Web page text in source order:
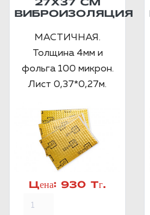
27Х37 СМ
ВИБРОИЗОЛЯЦИЯ
МАСТИЧНАЯ.
Толщина 4мм и
фольга 100 микрон.
Лист 0,37*0,27м.
Цена: 930 Тг.